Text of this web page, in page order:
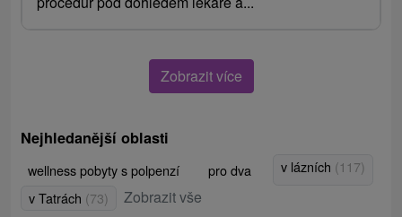
Zobrazit více
Nejhledanější oblasti
wellness pobyty s polpenzí pro dva v lázních (117)
v Tatrách (73) Zobrazit vše